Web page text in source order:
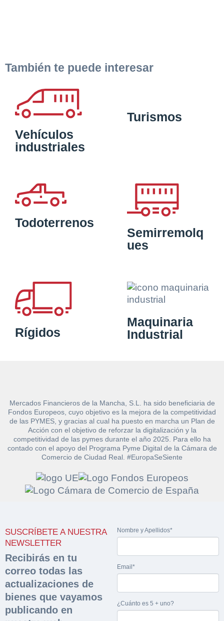
También te puede interesar
Vehículos
industriales
Turismos
Todoterrenos
Semirremolq
ues
Rígidos
Maquinaria
Industrial
Mercados Financieros de la Mancha, S.L. ha sido beneficiaria de
Fondos Europeos, cuyo objetivo es la mejora de la competitividad
de las PYMES, y gracias al cual ha puesto en marcha un Plan de
Acción con el objetivo de reforzar la digitalización y la
competitividad de las pymes durante el año 2025. Para ello ha
contado con el apoyo del Programa Pyme Digital de la Cámara de
Comercio de Ciudad Real. #EuropaSeSiente
SUSCRÍBETE A NUESTRA
NEWSLETTER
Recibirás en tu
correo todas las
actualizaciones de
bienes que vayamos
publicando en
Nombre y Apellidos*
Email*
¿Cuánto es 5 + uno?
Solicitar
sobre la peritación
Rellene este formulario y recibirá en su email el
enlace para descargar la documentación
Nombre y Apellidos*
Email*
Hacer Oferta
Nombre y Apellidos*
Sobre Merfinsa
Venta de bienes muebles
Vehículos
Maquinaria Industrial